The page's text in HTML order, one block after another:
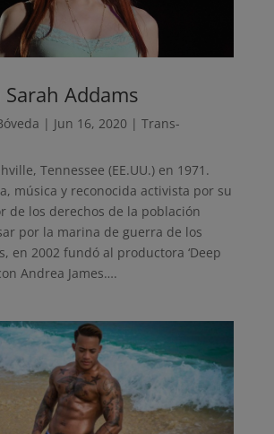
Addams
| Jun 16, 2020 | Trans-
Tennessee (EE.UU.) en 1971.
música y reconocida activista por su
de los derechos de la población
por la marina de guerra de los
en 2002 fundó al productora ‘Deep
Andrea James….